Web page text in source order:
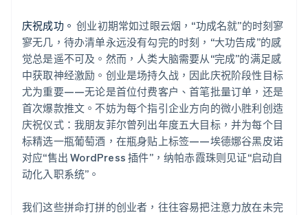
庆祝成功。 创业初期常如过眼云烟，“功成名就”的时刻寥
寥无几，待办清单永远没有勾完的时刻，“大功告成”的感
觉总是遥不可及。然而，人类大脑需要从“完成”的满足感
中获取神经激励。创业是场持久战，因此庆祝阶段性目标
尤为重要——无论是首位付费客户、首笔批量订单，还是
首次爆款推文。不妨为每个指引企业方向的微小胜利创造
庆祝仪式：我朋友菲尔曾列出年度五大目标，并为每个目
标精选一瓶葡萄酒，在瓶身贴上标签——埃德娜谷黑皮诺
对应“售出 WordPress 插件”，纳帕赤霞珠则见证“启动自
动化入职系统”。
我们这些拼命打拼的创业者，往往容易把注意力放在未完